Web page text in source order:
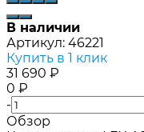
В наличии
Артикул: 46221
Купить в 1 клик
31 690 ₽
0 ₽
-
Обзор